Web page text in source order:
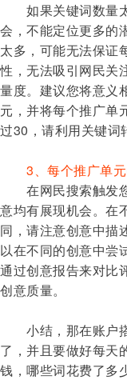
如果关键词数量太
会，不能定位更多的
太多，可能无法保证
性，无法吸引网民关
量度。建议您将意义
元，并将每个推广单
过30，请利用关键词
3、每个推广单
在网民搜索触发您
意均有展现机会。在
同，请注意创意中描
以在不同的创意中尝
通过创意报告来对比
创意质量。
小结，那在账户搭
了，并且要做好每天
钱，哪些词花费了多